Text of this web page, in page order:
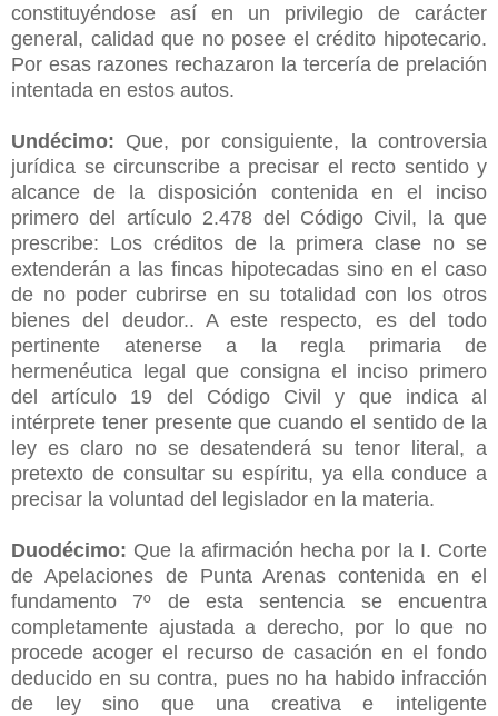
constituyéndose así en un privilegio de carácter
general, calidad que no posee el crédito hipotecario.
Por esas razones rechazaron la tercería de prelación
intentada en estos autos.
Undécimo: Que, por consiguiente, la controversia
jurídica se circunscribe a precisar el recto sentido y
alcance de la disposición contenida en el inciso
primero del artículo 2.478 del Código Civil, la que
prescribe: Los créditos de la primera clase no se
extenderán a las fincas hipotecadas sino en el caso
de no poder cubrirse en su totalidad con los otros
bienes del deudor.. A este respecto, es del todo
pertinente atenerse a la regla primaria de
hermenéutica legal que consigna el inciso primero
del artículo 19 del Código Civil y que indica al
intérprete tener presente que cuando el sentido de la
ley es claro no se desatenderá su tenor literal, a
pretexto de consultar su espíritu, ya ella conduce a
precisar la voluntad del legislador en la materia.
Duodécimo: Que la afirmación hecha por la I. Corte
de Apelaciones de Punta Arenas contenida en el
fundamento 7º de esta sentencia se encuentra
completamente ajustada a derecho, por lo que no
procede acoger el recurso de casación en el fondo
deducido en su contra, pues no ha habido infracción
de ley sino que una creativa e inteligente